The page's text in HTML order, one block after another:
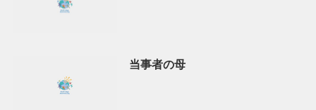
当事者の母